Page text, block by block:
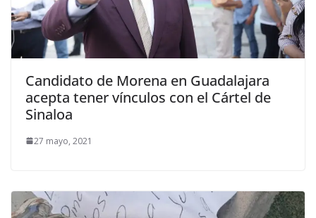
Candidato de Morena en Guadalajara
acepta tener vínculos con el Cártel de
Sinaloa
27 mayo, 2021